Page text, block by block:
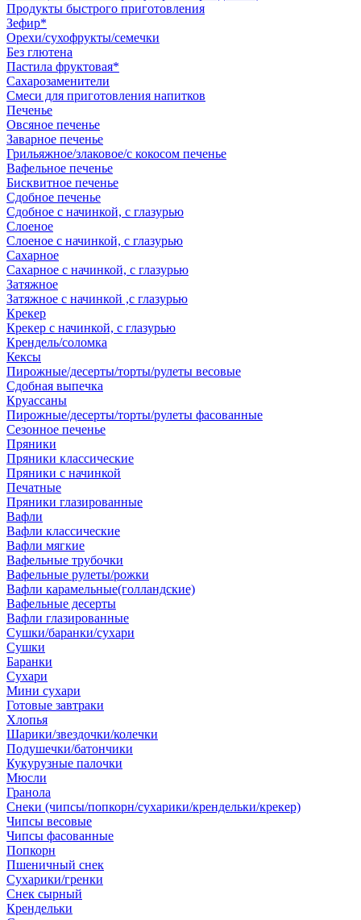
Продукты быстрого приготовления
Зефир*
Орехи/сухофрукты/семечки
Без глютена
Пастила фруктовая*
Сахарозаменители
Смеси для приготовления напитков
Печенье
Овсяное печенье
Заварное печенье
Грильяжное/злаковое/с кокосом печенье
Вафельное печенье
Бисквитное печенье
Сдобное печенье
Сдобное с начинкой, с глазурью
Слоеное
Слоеное с начинкой, с глазурью
Сахарное
Сахарное с начинкой, с глазурью
Затяжное
Затяжное с начинкой ,с глазурью
Крекер
Крекер с начинкой, с глазурью
Крендель/соломка
Кексы
Пирожные/десерты/торты/рулеты весовые
Сдобная выпечка
Круассаны
Пирожные/десерты/торты/рулеты фасованные
Сезонное печенье
Пряники
Пряники классические
Пряники с начинкой
Печатные
Пряники глазированные
Вафли
Вафли классические
Вафли мягкие
Вафельные трубочки
Вафельные рулеты/рожки
Вафли карамельные(голландские)
Вафельные десерты
Вафли глазированные
Сушки/баранки/сухари
Сушки
Баранки
Сухари
Мини сухари
Готовые завтраки
Хлопья
Шарики/звездочки/колечки
Подушечки/батончики
Кукурузные палочки
Мюсли
Гранола
Снеки (чипсы/попкорн/сухарики/крендельки/крекер)
Чипсы весовые
Чипсы фасованные
Попкорн
Пшеничный снек
Сухарики/гренки
Снек сырный
Крендельки